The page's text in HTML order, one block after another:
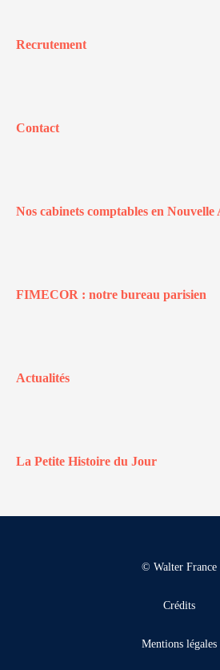
Recrutement
Contact
Nos cabinets comptables en
FIMECOR : notre bureau parisien
Actualités
La Petite Histoire du Jour
© Walter France
Crédits
Mentions légales